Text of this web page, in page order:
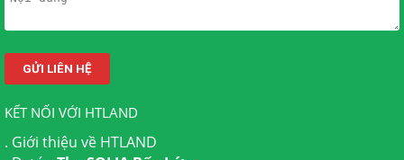
KẾT NỐI VỚI HTLAND
. Giới thiệu về HTLAND